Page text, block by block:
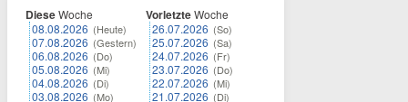
DieseWoche
08.08.2026 (Heute)
07.08.2026 (Gestern)
06.08.2026 (Do)
05.08.2026 (Mi)
04.08.2026 (Di)
03.08.2026 (Mo)
VorletzteWoche
26.07.2026 (So)
25.07.2026 (Sa)
24.07.2026 (Fr)
23.07.2026 (Do)
22.07.2026 (Mi)
21.07.2026 (Di)